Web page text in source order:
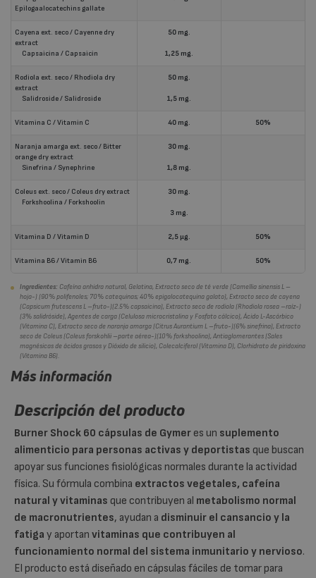
Epilogaalocatechins gallate
Cayena ext. seco / Cayenne dry
extract
Capsaicina / Capsaicin
50 mg.
1,25 mg.
Rodiola ext. seco / Rhodiola dry
extract
Salidroside / Salidroside
50 mg.
1,5 mg.
Vitamina C / Vitamin C 40 mg. 50%
Naranja amarga ext. seco / Bitter
orange dry extract
Sinefrina / Synephrine
30 mg.
1,8 mg.
Coleus ext. seco / Coleus dry extract
Forkshoolina / Forkshoolin
30 mg.
3 mg.
Vitamina D / Vitamin D 2,5 µg. 50%
Vitamina B6 / Vitamin B6 0,7 mg. 50%
Ingredientes: Cafeína anhidra natural, Gelatina, Extracto seco de té verde (Camellia sinensis L –
hoja-) (90% polifenoles; 70% catequinas; 40% epigalocatequina galato), Extracto seco de cayena
(Capsicum frutescens L –fruto-)(2.5% capsaicina), Extracto seco de rodiola (Rhodiola rosea –raíz-)
(3% salidróside), Agentes de carga (Celulosa microcristalina y Fosfato cálcico), Ácido L-Ascórbico
(Vitamina C), Extracto seco de naranja amarga (Citrus Aurantium L –fruto-)(6% sinefrina), Extracto
seco de Coleus (Coleus forskohlii –parte aérea-)(10% forkshoolina), Antiaglomerantes (Sales
magnésicas de ácidos grasos y Dióxido de silicio), Colecalciferol (Vitamina D), Clorhidrato de piridoxina
(Vitamina B6).
Más información
Descripción del producto
Burner Shock 60 cápsulas de Gymer es un suplemento
alimenticio para personas activas y deportistas que buscan
apoyar sus funciones fisiológicas normales durante la actividad
física. Su fórmula combina extractos vegetales, cafeína
natural y vitaminas que contribuyen al metabolismo normal
de macronutrientes, ayudan a disminuir el cansancio y la
fatiga y aportan vitaminas que contribuyen al
funcionamiento normal del sistema inmunitario y nervioso.
El producto está diseñado en cápsulas fáciles de tomar para